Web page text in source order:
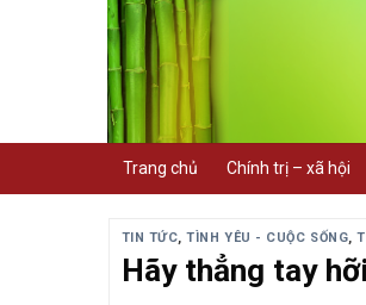
Trang chủ Chính trị – xã hội
TIN TỨC,TÌNH YÊU - CUỘC SỐNG,
Hãy thẳng tay